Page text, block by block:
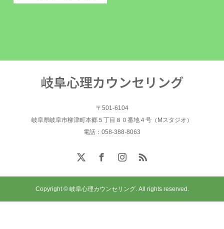
岐阜心理カウンセリング
〒501-6104
岐阜県岐阜市柳津町本郷５丁目８０番地４号（Mスタジオ）
電話：058-388-8063
Copyright © 岐阜心理カウンセリング. All rights reserved.